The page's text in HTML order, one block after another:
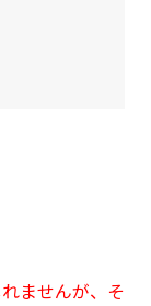
ませんが、そ